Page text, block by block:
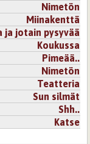
Nimetön
Miinakenttä
ja jotain pysyvää
Koukussa
Pimeää..
Nimetön
Teatteria
Sun silmät
Shh..
Katse